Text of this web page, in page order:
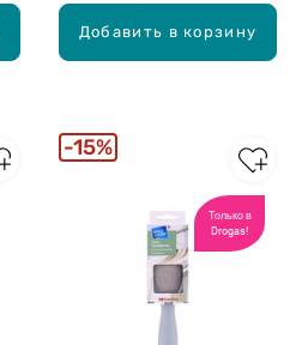
Добавить в корзину
Только в
Drogas!
15%